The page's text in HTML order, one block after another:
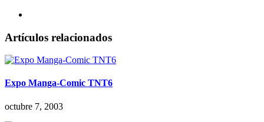
Artículos relacionados
Expo Manga-Comic TNT6
octubre 7, 2003